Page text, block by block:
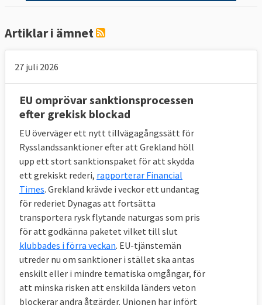
Artiklar i ämnet
27 juli 2026
EU omprövar sanktionsprocessen
efter grekisk blockad
EU överväger ett nytt tillvägagångssätt för
Rysslandssanktioner efter att Grekland höll
upp ett stort sanktionspaket för att skydda
ett grekiskt rederi, rapporterar Financial
Times. Grekland krävde i veckor ett undantag
för rederiet Dynagas att fortsätta
transportera rysk flytande naturgas som pris
för att godkänna paketet vilket till slut
klubbades i förra veckan. EU-tjänstemän
utreder nu om sanktioner i stället ska antas
enskilt eller i mindre tematiska omgångar, för
att minska risken att enskilda länders veton
blockerar andra åtgärder. Unionen har infört